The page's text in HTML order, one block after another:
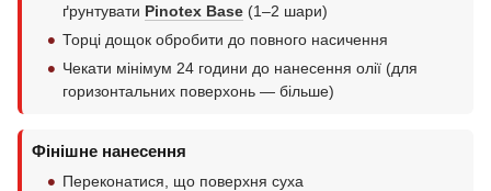
ґрунтувати Pinotex Base(1–2 шари)
Торці дощок обробити до повного насичення
Чекати мінімум 24 години до нанесення олії (для
горизонтальних поверхонь — більше)
Фінішне нанесення
Переконатися, що поверхня суха